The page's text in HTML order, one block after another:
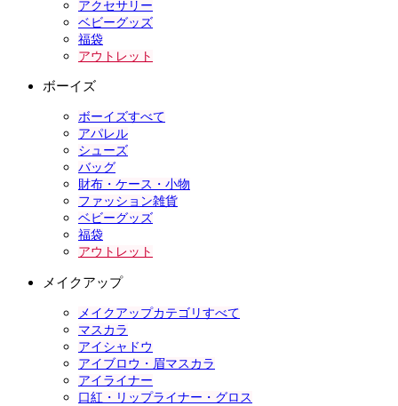
アクセサリー
ベビーグッズ
福袋
アウトレット
ボーイズ
ボーイズすべて
アパレル
シューズ
バッグ
財布・ケース・小物
ファッション雑貨
ベビーグッズ
福袋
アウトレット
メイクアップ
メイクアップカテゴリすべて
マスカラ
アイシャドウ
アイブロウ・眉マスカラ
アイライナー
口紅・リップライナー・グロス